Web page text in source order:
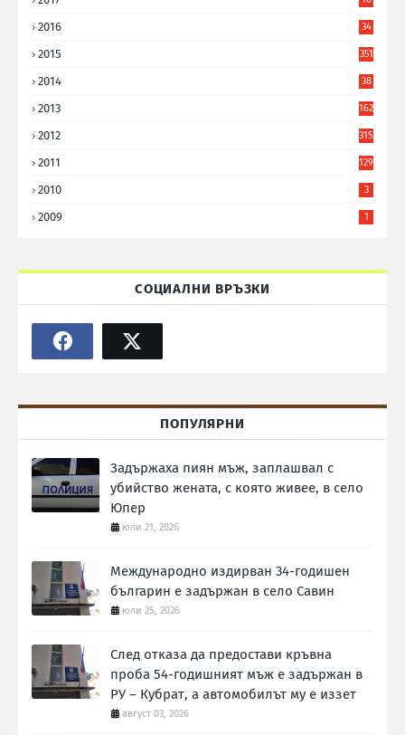
2016
34
2015 351
2014
38
2013 162
2012 315
2011 129
2010 3
2009 1
СОЦИАЛНИ ВРЪЗКИ
ПОПУЛЯРНИ
Задържаха пиян мъж, заплашвал с
убийство жената, с която живее, в село
Юпер
юли 21, 2026
Международно издирван 34-годишен
българин е задържан в село Савин
юли 25, 2026
След отказа да предостави кръвна
проба 54-годишният мъж е задържан в
РУ – Кубрат, а автомобилът му е иззет
август 03, 2026